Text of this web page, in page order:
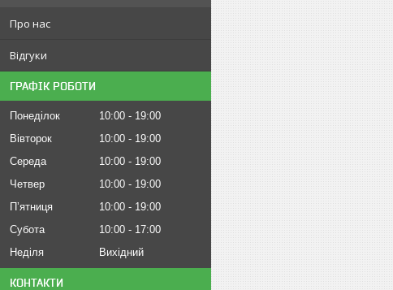
Про нас
Відгуки
ГРАФІК РОБОТИ
Понеділок 10:00
19:00
Вівторок
10:00
19:00
Середа
10:00
19:00
Четвер
10:00
19:00
Пʼятниця
10:00
19:00
Субота
10:00
17:00
Неділя
Вихідний
КОНТАКТИ